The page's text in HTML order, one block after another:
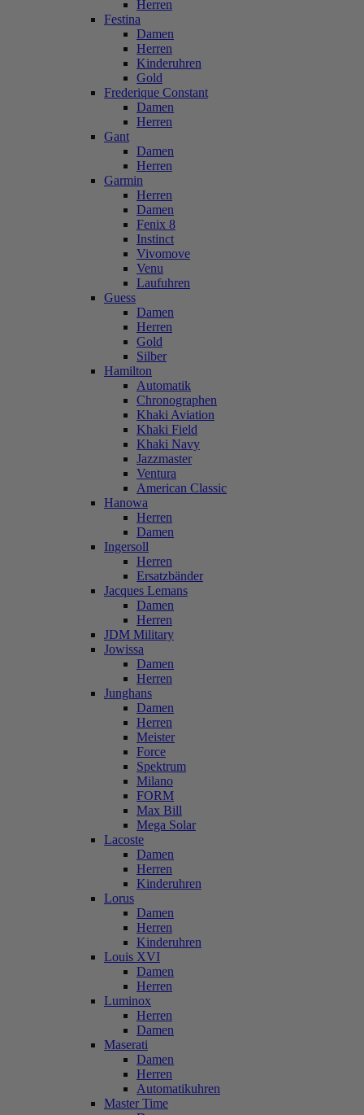
Herren
Festina
Damen
Herren
Kinderuhren
Gold
Frederique Constant
Damen
Herren
Gant
Damen
Herren
Garmin
Herren
Damen
Fenix 8
Instinct
Vivomove
Venu
Laufuhren
Guess
Damen
Herren
Gold
Silber
Hamilton
Automatik
Chronographen
Khaki Aviation
Khaki Field
Khaki Navy
Jazzmaster
Ventura
American Classic
Hanowa
Herren
Damen
Ingersoll
Herren
Ersatzbänder
Jacques Lemans
Damen
Herren
JDM Military
Jowissa
Damen
Herren
Junghans
Damen
Herren
Meister
Force
Spektrum
Milano
FORM
Max Bill
Mega Solar
Lacoste
Damen
Herren
Kinderuhren
Lorus
Damen
Herren
Kinderuhren
Louis XVI
Damen
Herren
Luminox
Herren
Damen
Maserati
Damen
Herren
Automatikuhren
Master Time